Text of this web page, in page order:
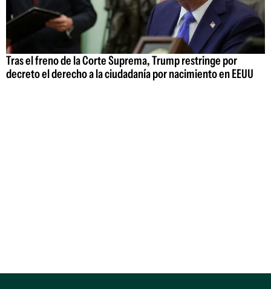
Tras el freno de la Corte Suprema, Trump restringe por
decreto el derecho a la ciudadanía por nacimiento en EEUU